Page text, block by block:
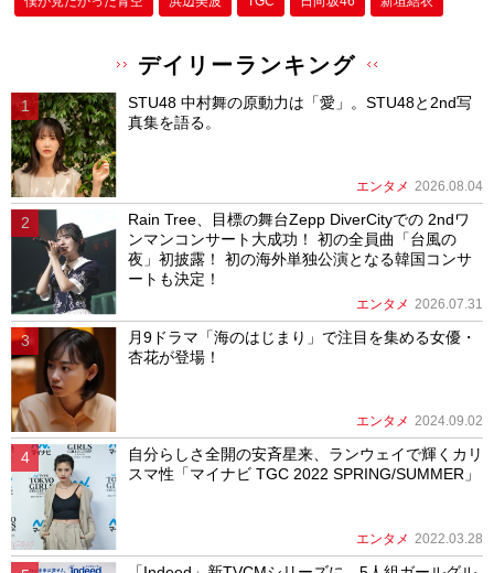
デイリーランキング
STU48 中村舞の原動力は「愛」。STU48と2nd写
真集を語る。
エンタメ 2026.08.04
Rain Tree、目標の舞台Zepp DiverCityでの 2ndワ
ンマンコンサート大成功！ 初の全員曲「台風の
夜」初披露！ 初の海外単独公演となる韓国コンサ
ートも決定！
エンタメ 2026.07.31
月9ドラマ「海のはじまり」で注目を集める女優・
杏花が登場！
エンタメ 2024.09.02
自分らしさ全開の安斉星来、ランウェイで輝くカリ
スマ性「マイナビ TGC 2022 SPRING/SUMMER」
エンタメ 2022.03.28